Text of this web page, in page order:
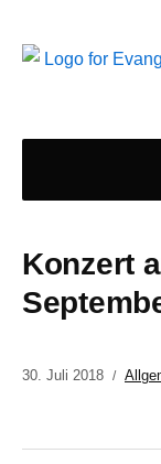
Konzert
30. Juli 2018